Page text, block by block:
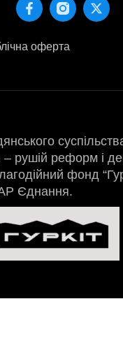
оферта
рушій реформ і
фонд
Єднання.